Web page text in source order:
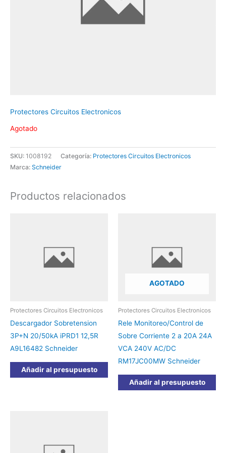
Protectores Circuitos Electronicos
Agotado
SKU: 1008192 Categoría: Protectores Circuitos Electronicos
Marca: Schneider
Productos relacionados
Protectores Circuitos Electronicos
Descargador Sobretension
3P+N 20/50kA iPRD1 12,5R
A9L16482 Schneider
Añadir al presupuesto
AGOTADO
Protectores Circuitos Electronicos
Rele Monitoreo/Control de
Sobre Corriente 2 a 20A 24A
VCA 240V AC/DC
RM17JC00MW Schneider
Añadir al presupuesto